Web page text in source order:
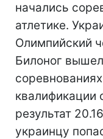
начались
атлетике.
Олимпийский
Билоног
квалификации
результат
украинцу